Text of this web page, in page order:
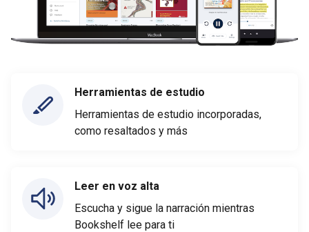
Herramientas de estudio
Herramientas de estudio incorporadas,
como resaltados y más
Leer en voz alta
Escucha y sigue la narración mientras
Bookshelf lee para ti